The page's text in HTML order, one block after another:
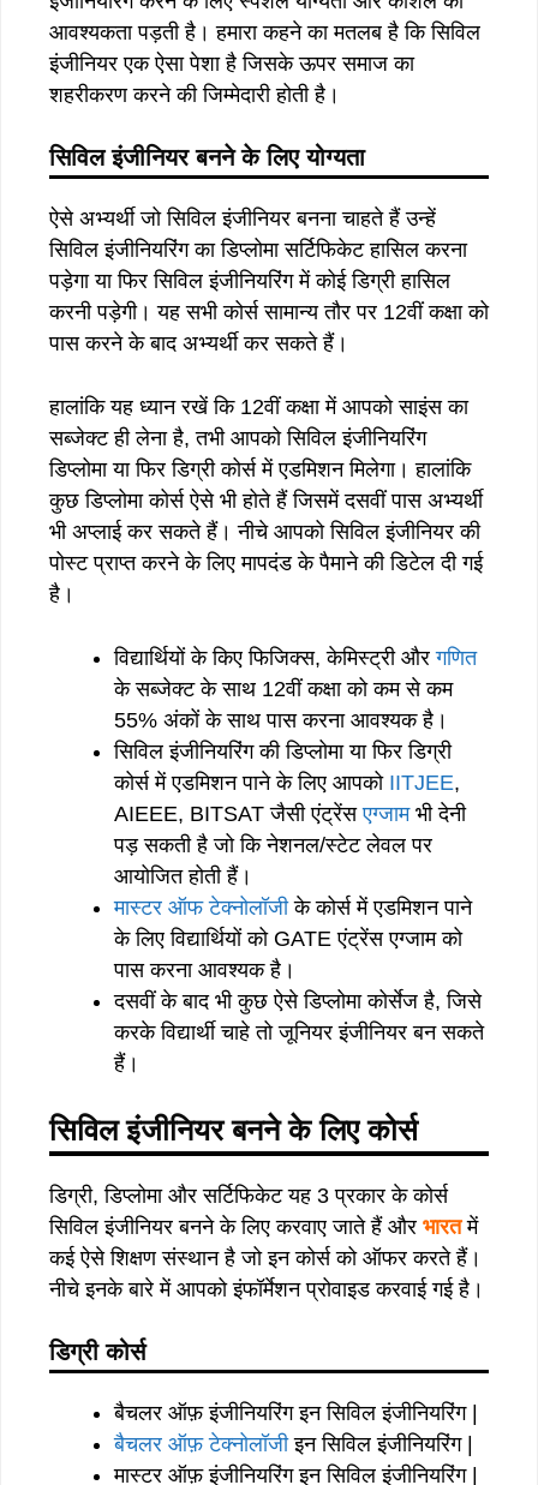
आवश्यकता पड़ती है। हमारा कहने का मतलब है कि सिविल
इंजीनियर एक ऐसा पेशा है जिसके ऊपर समाज का
शहरीकरण करने की जिम्मेदारी होती है।
सिविल इंजीनियर बनने के लिए योग्यता
ऐसे अभ्यर्थी जो सिविल इंजीनियर बनना चाहते हैं उन्हें
सिविल इंजीनियरिंग का डिप्लोमा सर्टिफिकेट हासिल करना
पड़ेगा या फिर सिविल इंजीनियरिंग में कोई डिग्री हासिल
करनी पड़ेगी। यह सभी कोर्स सामान्य तौर पर 12वीं कक्षा को
पास करने के बाद अभ्यर्थी कर सकते हैं।
हालांकि यह ध्यान रखें कि 12वीं कक्षा में आपको साइंस का
सब्जेक्ट ही लेना है, तभी आपको सिविल इंजीनियरिंग
डिप्लोमा या फिर डिग्री कोर्स में एडमिशन मिलेगा। हालांकि
कुछ डिप्लोमा कोर्स ऐसे भी होते हैं जिसमें दसवीं पास अभ्यर्थी
भी अप्लाई कर सकते हैं। नीचे आपको सिविल इंजीनियर की
पोस्ट प्राप्त करने के लिए मापदंड के पैमाने की डिटेल दी गई
है।
विद्यार्थियों के किए फिजिक्स, केमिस्ट्री औरगणित
के सब्जेक्ट के साथ 12वीं कक्षा को कम से कम
55% अंकों के साथ पास करना आवश्यक है।
सिविल इंजीनियरिंग की डिप्लोमा या फिर डिग्री
कोर्स में एडमिशन पाने के लिए आपकोIITJEE,
AIEEE, BITSAT जैसी एंट्रेंसएग्जामभी देनी
पड़ सकती है जो कि नेशनल/स्टेट लेवल पर
आयोजित होती हैं।
मास्टर ऑफ टेक्नोलॉजीके कोर्स में एडमिशन पाने
के लिए विद्यार्थियों को GATE एंट्रेंस एग्जाम को
पास करना आवश्यक है।
दसवीं के बाद भी कुछ ऐसे डिप्लोमा कोर्सेज है, जिसे
करके विद्यार्थी चाहे तो जूनियर इंजीनियर बन सकते
हैं।
सिविल इंजीनियर बनने के लिए कोर्स
डिग्री, डिप्लोमा और सर्टिफिकेट यह 3 प्रकार के कोर्स
सिविल इंजीनियर बनने के लिए करवाए जाते हैं और भारतमें
कई ऐसे शिक्षण संस्थान है जो इन कोर्स को ऑफर करते हैं।
नीचे इनके बारे में आपको इंफॉर्मेशन प्रोवाइड करवाई गई है।
डिग्री कोर्स
बैचलर ऑफ़ इंजीनियरिंग इन सिविल इंजीनियरिंग |
बैचलर ऑफ़ टेक्नोलॉजीइन सिविल इंजीनियरिंग |
मास्टर ऑफ़ इंजीनियरिंग इन सिविल इंजीनियरिंग |